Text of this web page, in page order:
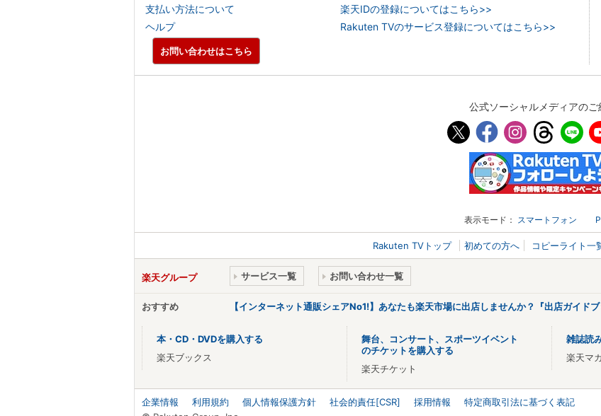
支払い方法について
ヘルプ
楽天IDの登録についてはこちら>>
Rakuten TVのサービス登録についてはこちら>>
お問い合わせはこちら
公式ソーシャルメディアのご
表示モード： スマートフォン
Rakuten TVトップ 初めての方へ コピーライト一
楽天グループ サービス一覧 お問い合わせ一覧
おすすめ 【インターネット通販シェアNo1!】あなたも楽天市場に出店しませんか？『出店ガイド
本・CD・DVDを購入する
楽天ブックス
舞台、コンサート、スポーツイベント
のチケットを購入する
楽天チケット
雑誌読
楽天マ
企業情報 利用規約 個人情報保護方針 社会的責任[CSR] 採用情報
特定商取引法に基づく表記